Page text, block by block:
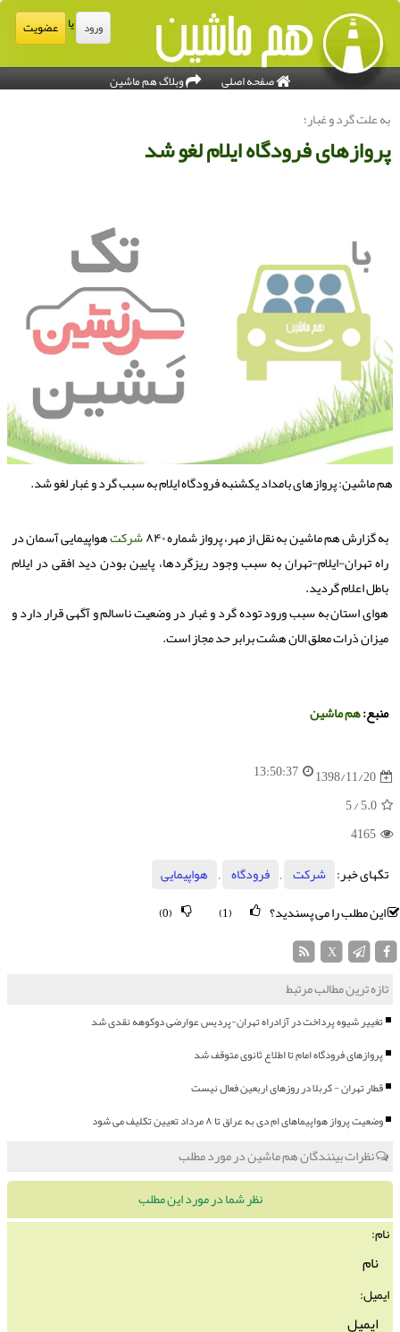
ورود عضویت
صفحه اصلی وبلاگ هم ماشین
به علت گرد و غبار؛
پروازهای فرودگاه ایلام لغو شد
ماشین: پروازهای بامداد یكشنبه فرودگاه ایلام به سبب گرد و غبار لغو شد.
به گزارش هم ماشین به نقل از مهر، پرواز شماره ۸۴۰ شركتهواپیمایی آسمان در
راه تهران-ایلام-تهران به سبب وجود ریزگردها، پایین بودن دید افقی در ایلام
باطل اعلام گردید.
هوای استان به سبب ورود توده گرد و غبار در وضعیت ناسالم و آگهی قرار دارد و
میزان ذرات معلق الان هشت برابر حد مجاز است.
منبع:هم ماشین
1398/11/20
13:50:37
5.0
/ 5
4165
تگهای خبر:
شركت , فرودگاه ,
هواپیمایی
این مطلب را می پسندید؟
(0)
تازه ترین مطالب مرتبط
تغییر شیوه پرداخت در آزادراه تهران-پردیس عوارضی دوکوهه نقدی شد
پروازهای فرودگاه امام تا اطلاع ثانوی متوقف شد
قطار تهران - کربلا در روزهای اربعین فعال نیست
وضعیت پرواز هواپیماهای ام دی به عراق تا ۸ مرداد تعیین تکلیف می شود
نظرات بینندگان هم ماشین در مورد مطلب
نظر شما در مورد این مطلب
نام:
ایمیل: